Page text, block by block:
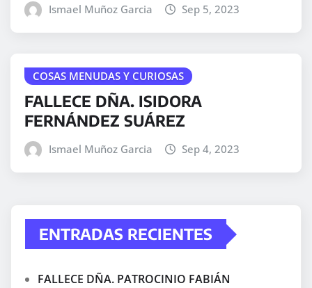
Ismael Muñoz Garcia Sep 5, 2023
COSAS MENUDAS Y CURIOSAS
FALLECE DÑA. ISIDORA
FERNÁNDEZ SUÁREZ
Ismael Muñoz Garcia Sep 4, 2023
ENTRADAS RECIENTES
FALLECE DÑA. PATROCINIO FABIÁN